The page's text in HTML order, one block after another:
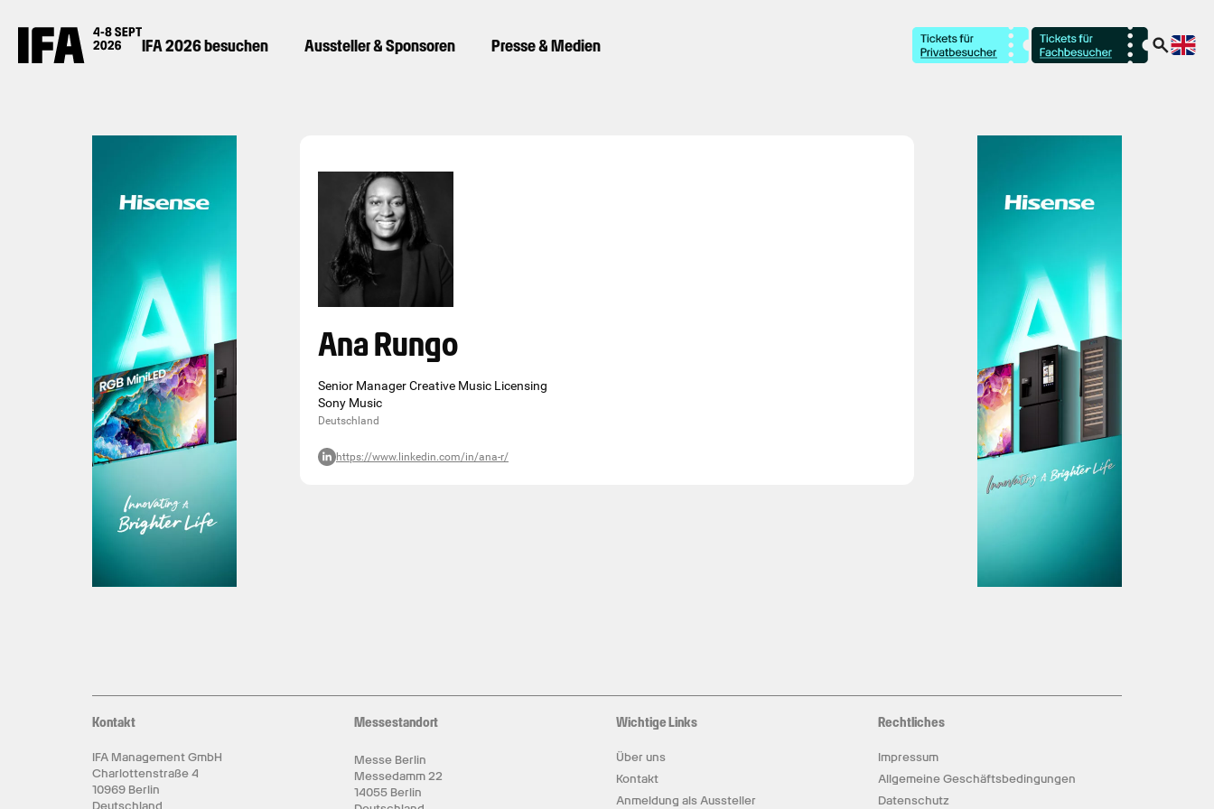
IFA 2026 besuchen Aussteller & Sponsoren Presse & Medien
Ana Rungo
Senior Manager Creative Music Licensing
Sony Music
Deutschland
https://www.linkedin.com/in/ana-r/
Kontakt
IFA Management GmbH
Charlottenstraße 4
10969 Berlin
Deutschland
Messestandort
Messe Berlin
Messedamm 22
14055 Berlin
Wichtige Links
Über uns
Kontakt
Anmeldung als Aussteller
Rechtliches
Impressum
Allgemeine Geschäftsbedingungen
Datenschutz